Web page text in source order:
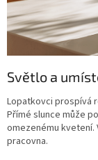
Světlo a
Lopatkovci prospívá
Přímé slunce může
omezenému kvetení.
pracovna.